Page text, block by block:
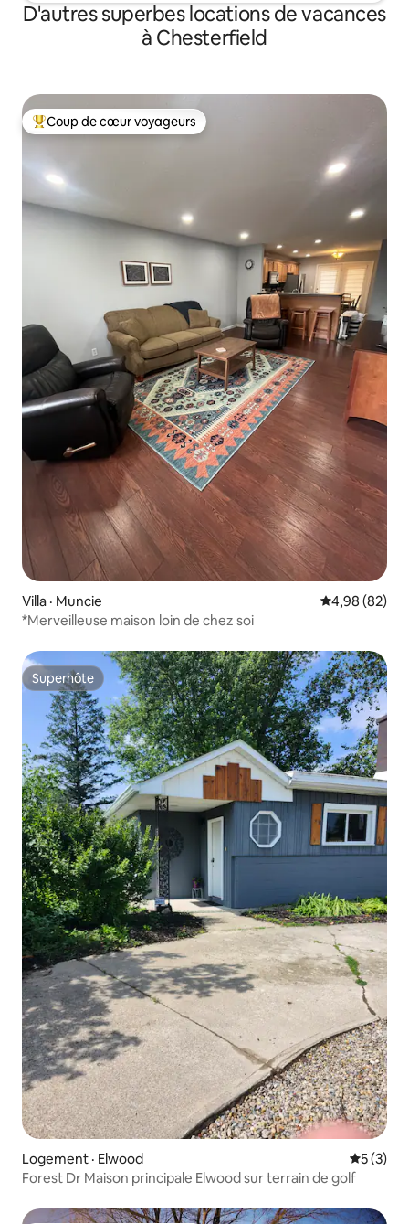
D'autres superbes locations de vacances
à Chesterfield
Coup de cœur voyageurs parmi les plus aimés
Coup de cœur voyageurs
Villa · Muncie Note
4,98 (82)
*Merveilleuse maison loin de chez soi
Superhôte
Superhôte
Logement · Elwood Note
5 (3)
Forest Dr Maison principale Elwood sur terrain de golf